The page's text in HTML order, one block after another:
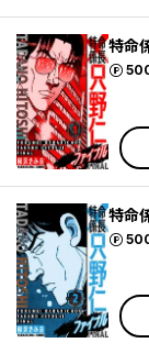
特命
ポイント
特命
ポイント